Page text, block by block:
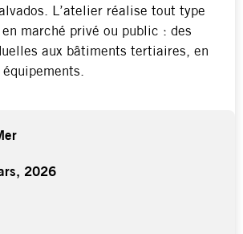
L’atelier réalise tout type
marché privé ou public : des
aux bâtiments tertiaires, en
2026